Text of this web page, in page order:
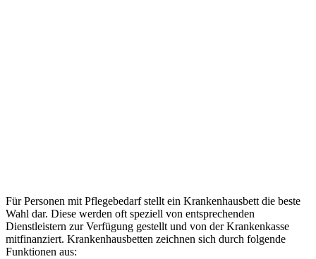
Für Personen mit Pflegebedarf stellt ein Krankenhausbett die beste
Wahl dar. Diese werden oft speziell von entsprechenden
Dienstleistern zur Verfügung gestellt und von der Krankenkasse
mitfinanziert. Krankenhausbetten zeichnen sich durch folgende
Funktionen aus: